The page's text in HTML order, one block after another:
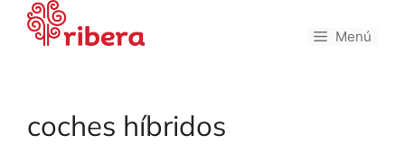
Saltar
contenido
Menú
coches híbridos